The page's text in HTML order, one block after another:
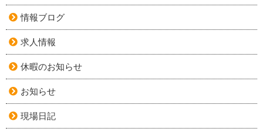
情報ブログ
求人情報
休暇のお知らせ
お知らせ
現場日記